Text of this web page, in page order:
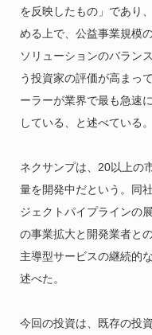
を反映したもの」であり
める上で、公益事業規模
ソリューションのバラン
う投資家の評価が高まっ
ーラーが業界で最も急速
している、と述べている。
ネクサンプは、20以上の
量を開発中だという。同
ジェクトパイプラインの
の事業拡大と開発業者と
主導型サービスの継続的
述べた。
今回の投資は、既存の投